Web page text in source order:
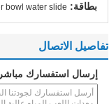
بطاقة: bowl water slide
تفاصيل الاتصال
إرسال استفسارك